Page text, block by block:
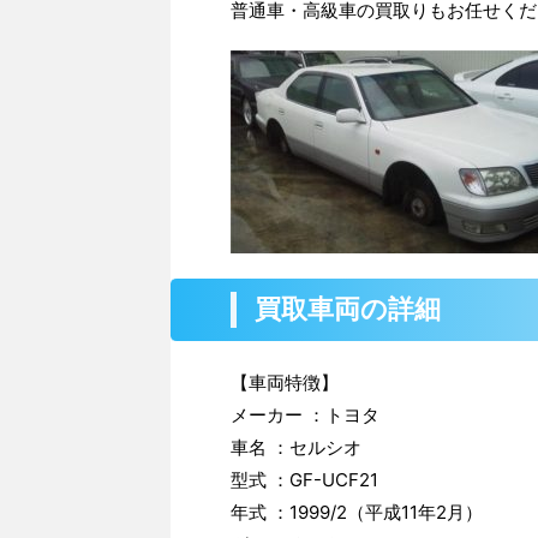
普通車・高級車の買取りもお任せく
買取車両の詳細
【車両特徴】
メーカー ：トヨタ
車名 ：セルシオ
型式 ：GF-UCF21
年式 ：1999/2（平成11年2月）